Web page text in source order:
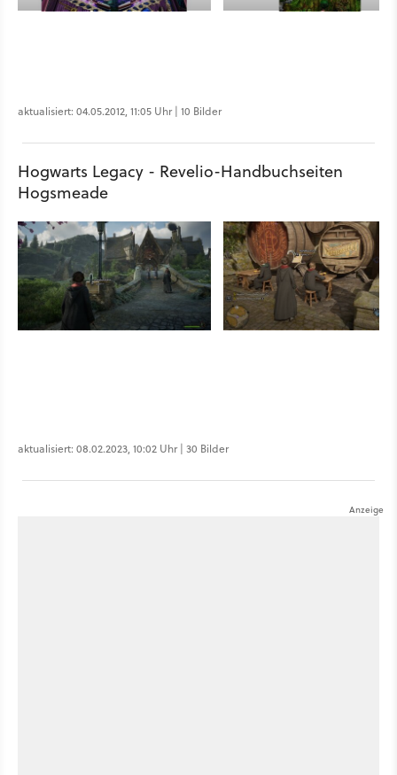
aktualisiert: 04.05.2012, 11:05 Uhr | 10 Bilder
Hogwarts Legacy - Revelio-Handbuchseiten
Hogsmeade
aktualisiert: 08.02.2023, 10:02 Uhr | 30 Bilder